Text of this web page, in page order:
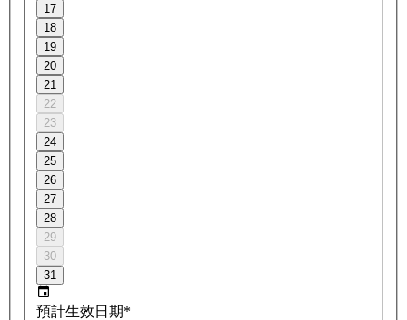
17
18
19
20
21
22
23
24
25
26
27
28
29
30
31
預計生效日期*